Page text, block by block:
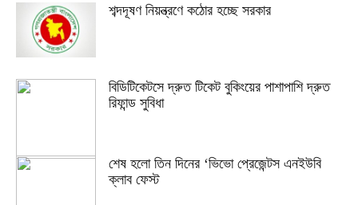
শব্দদূষণ নিয়ন্ত্রণে কঠোর হচ্ছে সরকার
বিডিটিকেটসে দ্রুত টিকেট বুকিংয়ের পাশাপাশি দ্রুত
রিফান্ড সুবিধা
শেষ হলো তিন দিনের ‘ভিভো প্রেজেন্টস এনইউবি
ক্লাব ফেস্ট